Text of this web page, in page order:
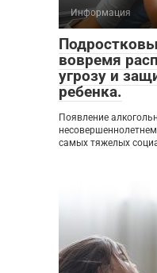
Информация
вовремя
угрозу и
ребенка.
Появление
самых тяжелых